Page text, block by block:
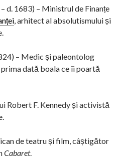
d. 1683) – Ministrul de Finanțe
, arhitect al absolutismului și
– Medic și paleontolog
dată boala ce îi poartă
Robert F. Kennedy și activistă
de teatru și film, câștigător
Cabaret.